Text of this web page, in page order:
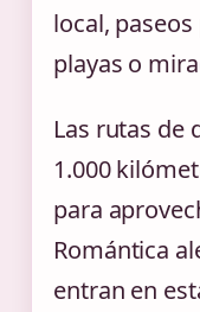
local,
playas o
Las rutas de
1.000
para
Romántica
entran en